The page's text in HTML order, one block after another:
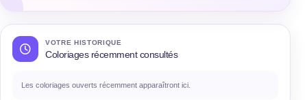
VOTRE HISTORIQUE
Coloriages récemment consultés
Les coloriages ouverts récemment apparaîtront ici.